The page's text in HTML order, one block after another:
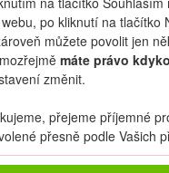
po kliknutí na tlačítko
můžete povolit jen
máte právo
změnit.
přejeme příjemné
přesně podle Vašich
18.09. –
Doprava
Letecky -